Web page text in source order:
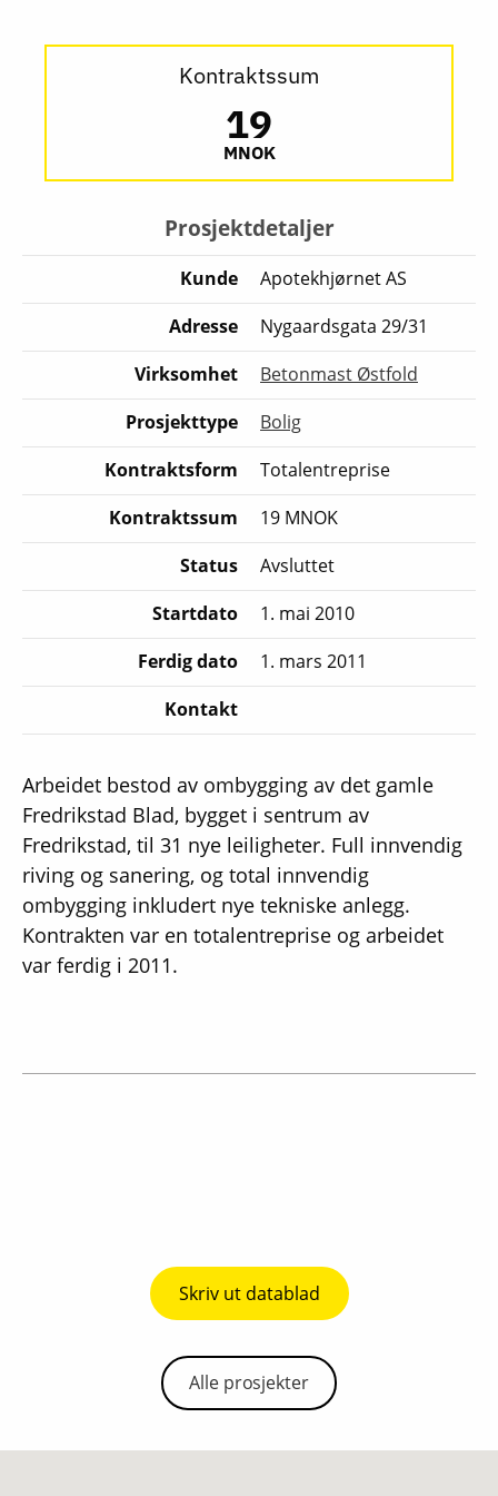
Kontraktssum
19
MNOK
Prosjektdetaljer
Kunde
Apotekhjørnet AS
Adresse
Nygaardsgata 29/31
Virksomhet
Betonmast Østfold
Prosjekttype
Bolig
Kontraktsform
Totalentreprise
Kontraktssum
19 MNOK
Status
Avsluttet
Startdato
1. mai 2010
Ferdig dato
1. mars 2011
Kontakt
Arbeidet bestod av ombygging av det gamle
Fredrikstad Blad, bygget i sentrum av
Fredrikstad, til 31 nye leiligheter. Full innvendig
riving og sanering, og total innvendig
ombygging inkludert nye tekniske anlegg.
Kontrakten var en totalentreprise og arbeidet
var ferdig i 2011.
Skriv ut datablad
Alle prosjekter